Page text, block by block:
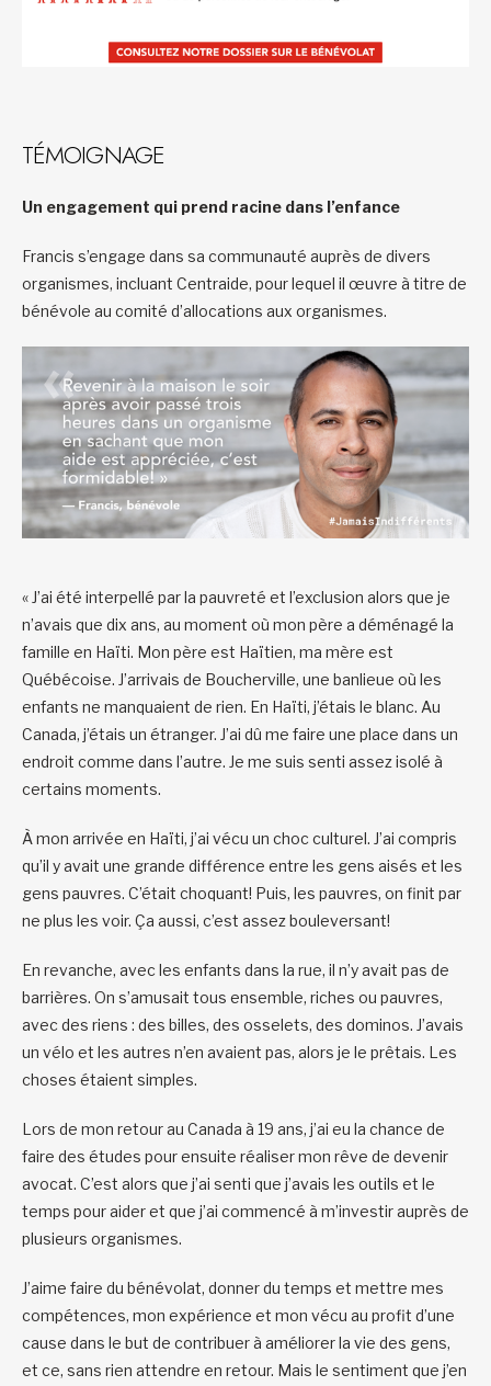
TÉMOIGNAGE
Un engagement qui prend racine dans l’enfance
Francis s’engage dans sa communauté auprès de divers
organismes, incluant Centraide, pour lequel il œuvre à titre de
bénévole au comité d’allocations aux organismes.
« J’ai été interpellé par la pauvreté et l’exclusion alors que je
n’avais que dix ans, au moment où mon père a déménagé la
famille en Haïti. Mon père est Haïtien, ma mère est
Québécoise. J’arrivais de Boucherville, une banlieue où les
enfants ne manquaient de rien. En Haïti, j’étais le blanc. Au
Canada, j’étais un étranger. J’ai dû me faire une place dans un
endroit comme dans l’autre. Je me suis senti assez isolé à
certains moments.
À mon arrivée en Haïti, j’ai vécu un choc culturel. J’ai compris
qu’il y avait une grande différence entre les gens aisés et les
gens pauvres. C’était choquant! Puis, les pauvres, on finit par
ne plus les voir. Ça aussi, c’est assez bouleversant!
En revanche, avec les enfants dans la rue, il n’y avait pas de
barrières. On s’amusait tous ensemble, riches ou pauvres,
avec des riens : des billes, des osselets, des dominos. J’avais
un vélo et les autres n’en avaient pas, alors je le prêtais. Les
choses étaient simples.
Lors de mon retour au Canada à 19 ans, j’ai eu la chance de
faire des études pour ensuite réaliser mon rêve de devenir
avocat. C’est alors que j’ai senti que j’avais les outils et le
temps pour aider et que j’ai commencé à m’investir auprès de
plusieurs organismes.
J’aime faire du bénévolat, donner du temps et mettre mes
compétences, mon expérience et mon vécu au profit d’une
cause dans le but de contribuer à améliorer la vie des gens,
et ce, sans rien attendre en retour. Mais le sentiment que j’en